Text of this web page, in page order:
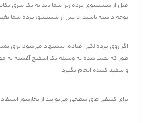
قبل از شستشوی پرده زبرا شما باید به یک سری
توجه داشته باشید، تا پس از شستشو، پرده شما
اگر روی پرده لکی افتاده، پیشنهاد می‌شود برای
طور که نصب شده به وسیله یک اسفنج آغشته به
و سفید کننده انجام بگیرد.
برای کثیفی های سطحی می‌توانید از بخارشور